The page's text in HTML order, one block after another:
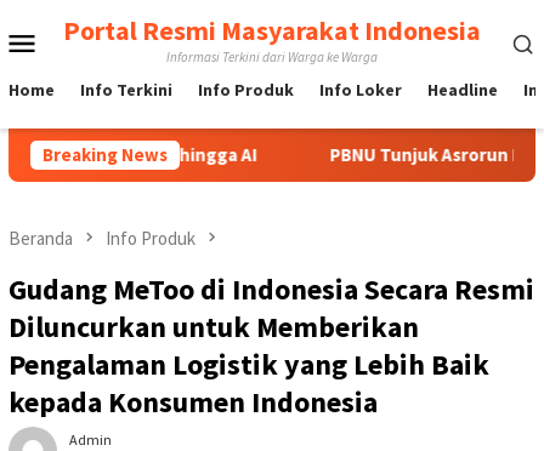
ke
Menu
Mobile
Portal Resmi Masyarakat Indonesia
Informasi Terkini dari Warga ke Warga
Home Info Terkini Info Produk Info Loker Headline
Breaking News
Nuklir hingga AI PBNU Tunjuk Asrorun Ni’am Jadi
Beranda Info Produk
Gudang MeToo di Indonesia Secara Resmi
Diluncurkan untuk Memberikan
Pengalaman Logistik yang Lebih Baik
kepada Konsumen Indonesia
Admin